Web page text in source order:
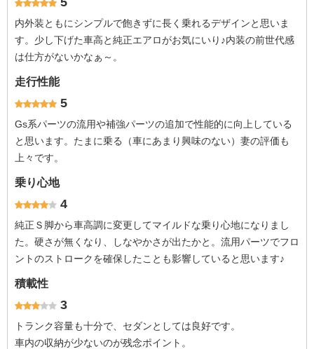
内外装ともにシンプルで飽きずに長く乗れるデザインと思いま
す。少し下げた車高と純正エアロがお気にいり♪内装の前世代感
は仕方がないかなぁ～。
走行性能
5
Gs系パーツの流用や補強パーツの追加で性能的に向上している
と思います。たまに乗る（車にあまり興味のない）妻の評価も
上々です。
乗り心地
4
純正Ｓ脚から車高調に変更してマイルドな乗り心地になりまし
た。硬さが無くなり、しなやかさが出たかと。流用パーツでフロ
ントのストロークを確保したことも影響していると思います♪
積載性
3
トランク容量も十分で、セダンとしては良好です。
車内の収納が少ないのが残念ポイント。